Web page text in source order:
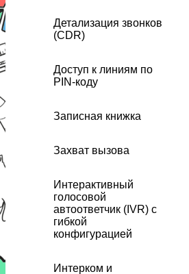
Детализация звонков
(CDR)
Доступ к линиям по
PIN-коду
Записная книжка
Захват вызова
Интерактивный
голосовой
автоответчик (IVR) с
гибкой
конфигурацией
Интерком и